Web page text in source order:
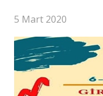
5 Mart 2020